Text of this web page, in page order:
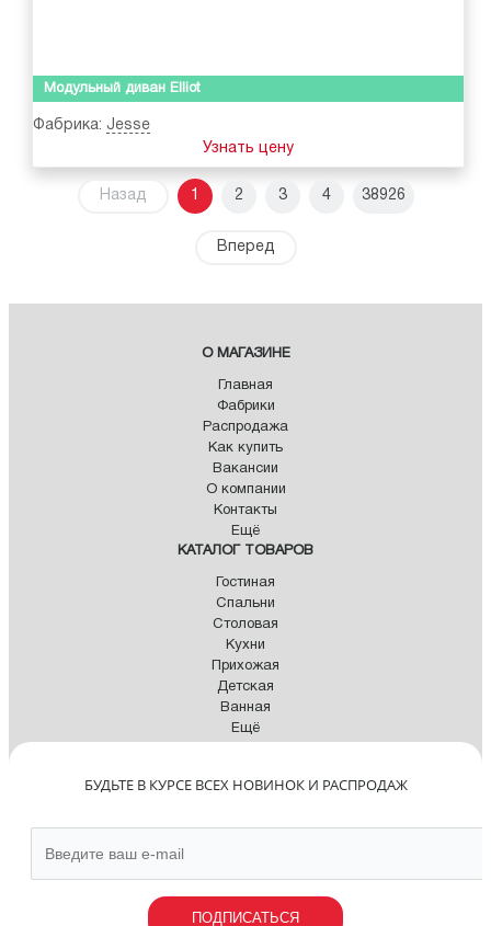
Модульный диван Elliot
Фабрика: Jesse
Узнать цену
Назад 1 2 3 4 38926
Вперед
О МАГАЗИНЕ
Главная
Фабрики
Распродажа
Как купить
Вакансии
О компании
Контакты
Ещё
КАТАЛОГ ТОВАРОВ
Гостиная
Спальни
Столовая
Кухни
Прихожая
Детская
Ванная
Ещё
БУДЬТЕ В КУРСЕ ВСЕХ НОВИНОК И РАСПРОДАЖ
ПОДПИСАТЬСЯ